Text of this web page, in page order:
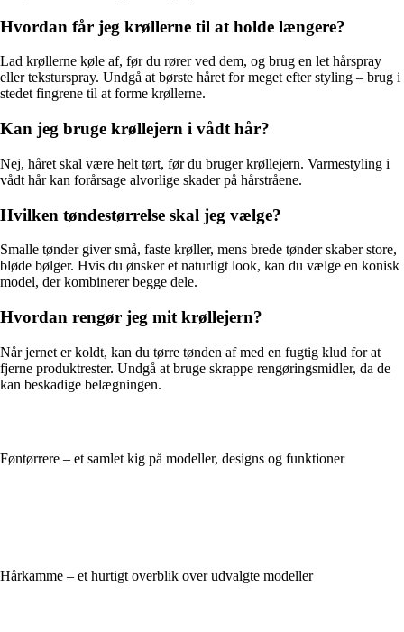
Hvordan får jeg krøllerne til at holde længere?
Lad krøllerne køle af, før du rører ved dem, og brug en let hårspray
eller teksturspray. Undgå at børste håret for meget efter styling – brug i
stedet fingrene til at forme krøllerne.
Kan jeg bruge krøllejern i vådt hår?
Nej, håret skal være helt tørt, før du bruger krøllejern. Varmestyling i
vådt hår kan forårsage alvorlige skader på hårstråene.
Hvilken tøndestørrelse skal jeg vælge?
Smalle tønder giver små, faste krøller, mens brede tønder skaber store,
bløde bølger. Hvis du ønsker et naturligt look, kan du vælge en konisk
model, der kombinerer begge dele.
Hvordan rengør jeg mit krøllejern?
Når jernet er koldt, kan du tørre tønden af med en fugtig klud for at
fjerne produktrester. Undgå at bruge skrappe rengøringsmidler, da de
kan beskadige belægningen.
Føntørrere – et samlet kig på modeller, designs og funktioner
Hårkamme – et hurtigt overblik over udvalgte modeller